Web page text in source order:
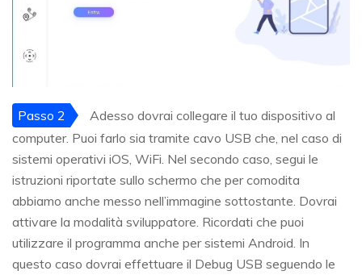
Passo 2
Adesso dovrai collegare il tuo dispositivo al
computer. Puoi farlo sia tramite cavo USB che, nel caso di
sistemi operativi iOS, WiFi. Nel secondo caso, segui le
istruzioni riportate sullo schermo che per comodita
abbiamo anche messo nell’immagine sottostante. Dovrai
attivare la modalità sviluppatore. Ricordati che puoi
utilizzare il programma anche per sistemi Android. In
questo caso dovrai effettuare il Debug USB seguendo le